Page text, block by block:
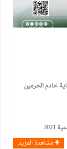
للمسؤولية الاجتماعية 2024" برعاية خادم الحرمين
مشاهدة المزيد